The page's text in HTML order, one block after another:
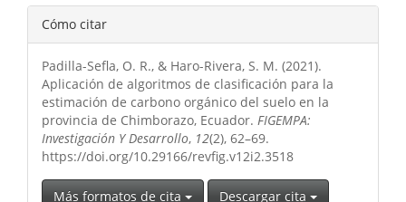
Detalles
del
artículo
Cómo citar
Padilla-Sefla, O. R., & Haro-Rivera, S. M. (2021).
Aplicación de algoritmos de clasificación para la
estimación de carbono orgánico del suelo en la
provincia de Chimborazo, Ecuador. FIGEMPA:
Investigación Y Desarrollo, 12(2), 62–69.
https://doi.org/10.29166/revfig.v12i2.3518
Más formatos de cita Descargar cita